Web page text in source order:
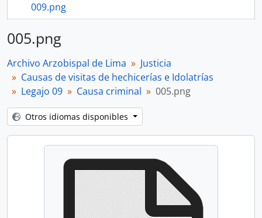
009.png
005.png
Archivo Arzobispal de Lima
Justicia
Causas de visitas de hechicerías e Idolatrías
Legajo 09
Causa criminal 005.png
Otros idiomas disponibles